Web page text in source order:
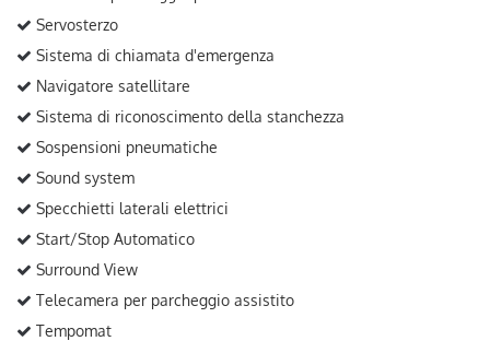
Servosterzo
Sistema di chiamata d'emergenza
Navigatore satellitare
Sistema di riconoscimento della stanchezza
Sospensioni pneumatiche
Sound system
Specchietti laterali elettrici
Start/Stop Automatico
Surround View
Telecamera per parcheggio assistito
Tempomat